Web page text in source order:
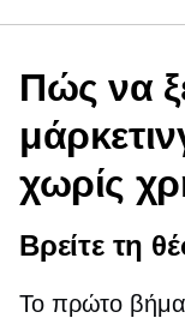
Πώς να
χωρίς
Βρείτε τη
Το πρώτο βήμα